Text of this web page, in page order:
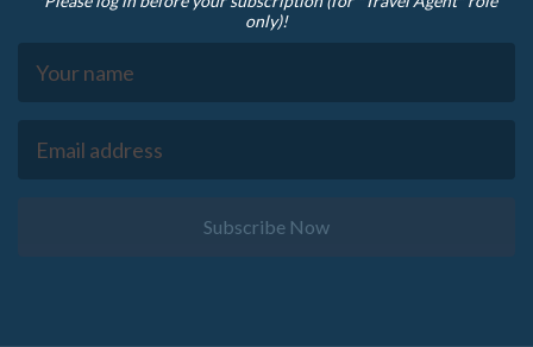
only)!
Subscribe Now